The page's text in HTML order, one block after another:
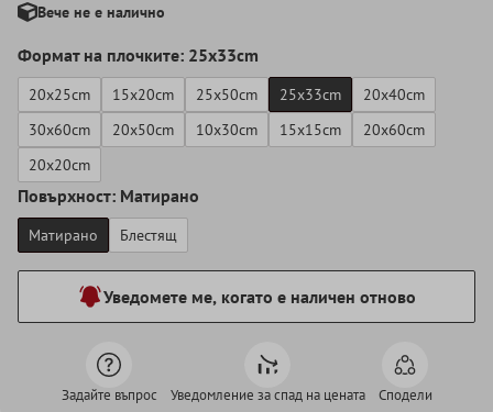
Вече не е налично
Формат на плочките: 25x33cm
20x25cm 15x20cm 25x50cm 25x33cm
20x40cm
30x60cm
20x50cm 10x30cm 15x15cm
20x60cm
20x20cm
Повърхност: Матирано
Матирано Блестящ
Уведомете ме, когато е наличен отново
Задайте въпрос Уведомление за спад на цената Сподели